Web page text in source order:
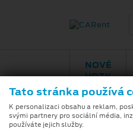
NOVÉ
VOZY
Modely
Tato stránka používá
K personalizaci obsahu a reklam,
svými partnery pro sociální média,
používáte jejich služby.